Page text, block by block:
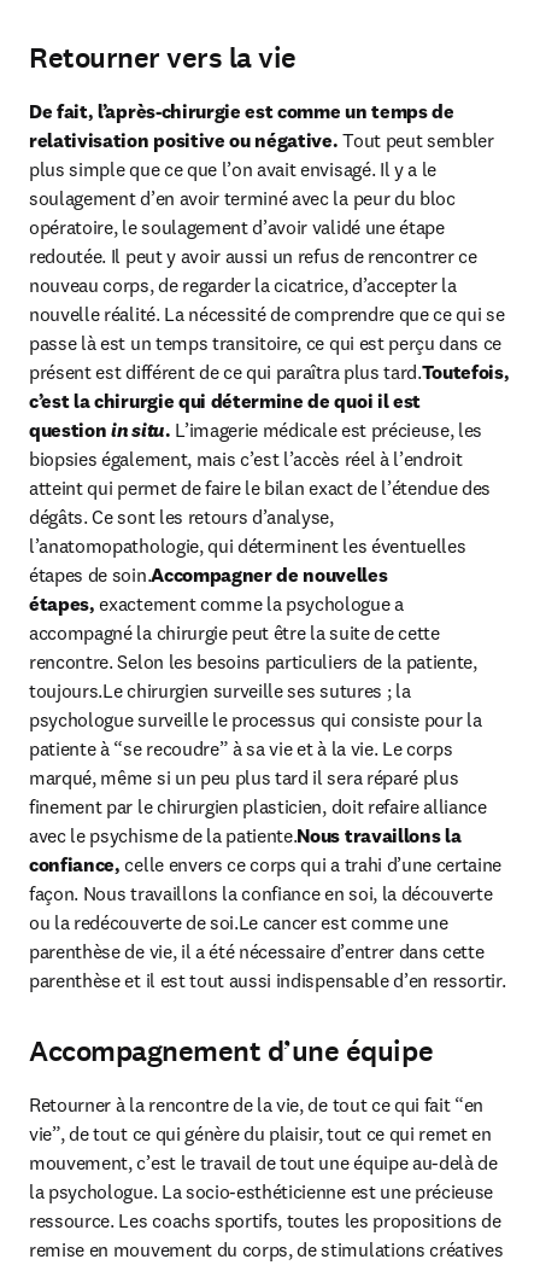
Retourner vers la vie
De fait, l’après-chirurgie est comme un temps de
relativisation positive ou négative. Tout peut sembler
plus simple que ce que l’on avait envisagé. Il y a le
soulagement d’en avoir terminé avec la peur du bloc
opératoire, le soulagement d’avoir validé une étape
redoutée. Il peut y avoir aussi un refus de rencontrer ce
nouveau corps, de regarder la cicatrice, d’accepter la
nouvelle réalité. La nécessité de comprendre que ce qui se
passe là est un temps transitoire, ce qui est perçu dans ce
présent est différent de ce qui paraîtra plus tard.Toutefois,
c’est la chirurgie qui détermine de quoi il est
question in situ. L’imagerie médicale est précieuse, les
biopsies également, mais c’est l’accès réel à l’endroit
atteint qui permet de faire le bilan exact de l’étendue des
dégâts. Ce sont les retours d’analyse,
l’anatomopathologie, qui déterminent les éventuelles
étapes de soin.Accompagner de nouvelles
étapes, exactement comme la psychologue a
accompagné la chirurgie peut être la suite de cette
rencontre. Selon les besoins particuliers de la patiente,
toujours.Le chirurgien surveille ses sutures ; la
psychologue surveille le processus qui consiste pour la
patiente à “se recoudre” à sa vie et à la vie. Le corps
marqué, même si un peu plus tard il sera réparé plus
finement par le chirurgien plasticien, doit refaire alliance
avec le psychisme de la patiente.Nous travaillons la
confiance, celle envers ce corps qui a trahi d’une certaine
façon. Nous travaillons la confiance en soi, la découverte
ou la redécouverte de soi.Le cancer est comme une
parenthèse de vie, il a été nécessaire d’entrer dans cette
parenthèse et il est tout aussi indispensable d’en ressortir.
Accompagnement d’une équipe
Retourner à la rencontre de la vie, de tout ce qui fait “en
vie”, de tout ce qui génère du plaisir, tout ce qui remet en
mouvement, c’est le travail de tout une équipe au-delà de
la psychologue. La socio-esthéticienne est une précieuse
ressource. Les coachs sportifs, toutes les propositions de
remise en mouvement du corps, de stimulations créatives